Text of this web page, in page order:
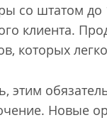
со штатом
клиента.
которых
этим
Новые